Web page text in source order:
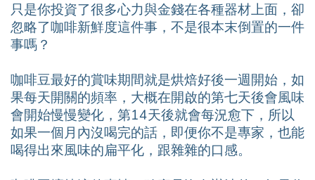
只是你投資了很多心力與金錢在各種器材上面，卻
忽略了咖啡新鮮度這件事，不是很本末倒置的一件
事嗎？
咖啡豆最好的賞味期間就是烘焙好後一週開始，如
果每天開關的頻率，大概在開啟的第七天後會風味
會開始慢慢變化，第14天後就會每況愈下，所以
如果一個月內沒喝完的話，即便你不是專家，也能
喝得出來風味的扁平化，跟雜雜的口感。